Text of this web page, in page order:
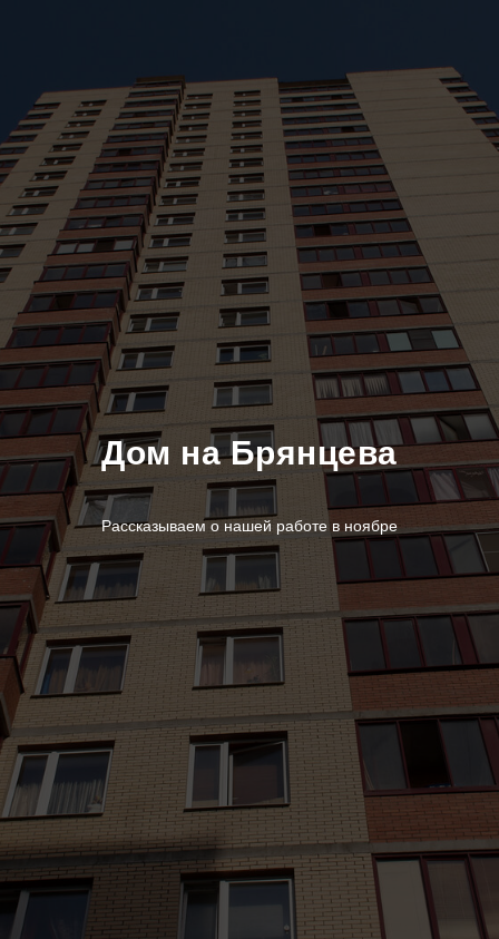
Дом на Брянцева
Рассказываем о нашей работе в ноябре